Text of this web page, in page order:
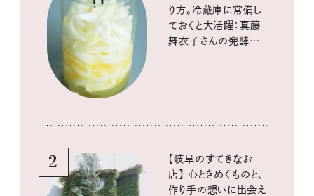
り方。冷蔵庫に常備し
ておくと大活躍：真藤
舞衣子さんの発酵と
2
【岐阜のすてきなお
店】 心ときめくものと、
作り手の想いに出会え